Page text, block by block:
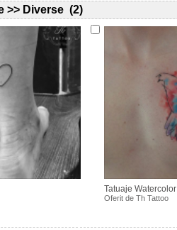
>> Diverse (2)
Tatuaje Watercolor
Oferit de Th Tattoo